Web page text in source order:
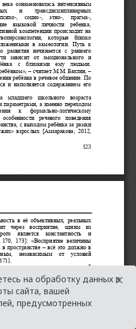
на обработку данных в
сайта, вашей
предусмотренных
×